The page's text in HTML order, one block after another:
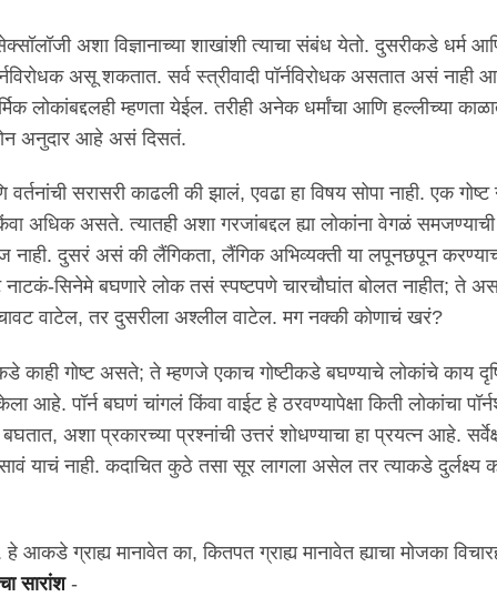
अशा विज्ञानाच्या शाखांशी त्याचा संबंध येतो. दुसरीकडे धर्म
असू शकतात. सर्व स्त्रीवादी पॉर्नविरोधक असतात असं नाही
लोकांबद्दलही म्हणता येईल. तरीही अनेक धर्मांचा आणि हल्लीच्या
अनुदार आहे असं दिसतं.
सरासरी काढली की झालं, एवढा हा विषय सोपा नाही. एक
अधिक असते. त्यातही अशा गरजांबद्दल ह्या लोकांना वेगळं समजण्याची
नाही. दुसरं असं की लैंगिकता, लैंगिक अभिव्यक्ती या लपूनछपून
सिनेमे बघणारे लोक तसं स्पष्टपणे चारचौघांत बोलत नाहीत; ते
वाटेल, तर दुसरीला अश्लील वाटेल. मग नक्की कोणाचं खरं?
काही गोष्ट असते; ते म्हणजे एकाच गोष्टीकडे बघण्याचे लोकांचे काय
आहे. पॉर्न बघणं चांगलं किंवा वाईट हे ठरवण्यापेक्षा किती लोकांचा
अशा प्रकारच्या प्रश्नांची उत्तरं शोधण्याचा हा प्रयत्न आहे.
याचं नाही. कदाचित कुठे तसा सूर लागला असेल तर त्याकडे दुर्लक्ष्य
आकडे ग्राह्य मानावेत का, कितपत ग्राह्य मानावेत ह्याचा मोजका
सारांश-